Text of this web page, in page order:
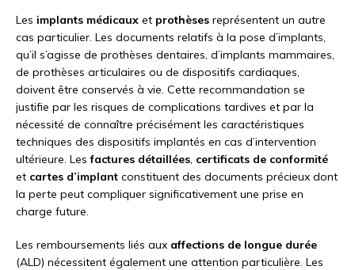
Les implants médicaux et prothèses représentent un autre
cas particulier. Les documents relatifs à la pose d’implants,
qu’il s’agisse de prothèses dentaires, d’implants mammaires,
de prothèses articulaires ou de dispositifs cardiaques,
doivent être conservés à vie. Cette recommandation se
justifie par les risques de complications tardives et par la
nécessité de connaître précisément les caractéristiques
techniques des dispositifs implantés en cas d’intervention
ultérieure. Lesfactures détaillées, certificats de conformité
et cartes d’implant constituent des documents précieux dont
la perte peut compliquer significativement une prise en
charge future.
Les remboursements liés aux affections de longue durée
(ALD) nécessitent également une attention particulière. Les